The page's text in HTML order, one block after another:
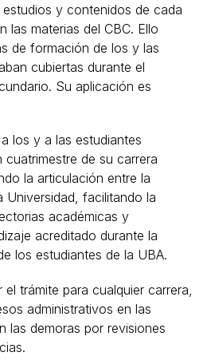
y contenidos de cada
las materias del CBC. Ello
de formación de los y las
cubiertas durante el
Su aplicación es
los y a las estudiantes
cuatrimestre de su carrera
la articulación entre la
Universidad, facilitando la
académicas y
acreditado durante la
los estudiantes de la UBA.
trámite para cualquier carrera,
administrativos en las
las demoras por revisiones